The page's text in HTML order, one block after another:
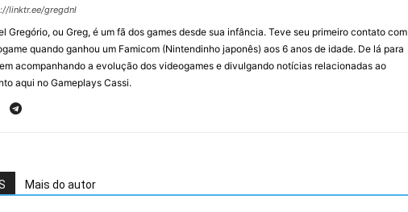
linktr.ee/gregdnl
Gregório, ou Greg, é um fã dos games desde sua infância. Teve seu primeiro contato com
quando ganhou um Famicom (Nintendinho japonês) aos 6 anos de idade. De lá para
acompanhando a evolução dos videogames e divulgando notícias relacionadas ao
aqui no Gameplays Cassi.
Mais do autor